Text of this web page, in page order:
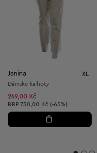
Janina XL
Dámské kalhoty
249,00 Kč
Doporučená cena:
RRP 730,00 Kč (-65%)